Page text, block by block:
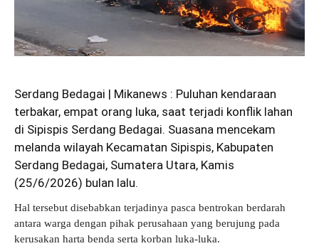
Serdang Bedagai | Mikanews : Puluhan kendaraan
terbakar, empat orang luka, saat terjadi konflik lahan
di Sipispis Serdang Bedagai. Suasana mencekam
melanda wilayah Kecamatan Sipispis, Kabupaten
Serdang Bedagai, Sumatera Utara, Kamis
(25/6/2026) bulan lalu.
Hal tersebut disebabkan terjadinya pasca bentrokan berdarah
antara warga dengan pihak perusahaan yang berujung pada
kerusakan harta benda serta korban luka-luka.